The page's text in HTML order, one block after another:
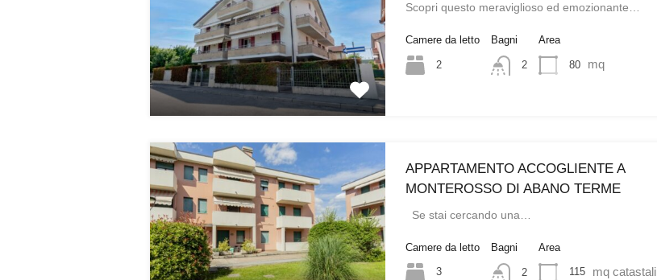
Scopri questo meraviglioso ed emozionante…
Camere da letto
2
Bagni
2
Area
80 mq
APPARTAMENTO ACCOGLIENTE A
MONTEROSSO DI ABANO TERME
Se stai cercando una…
Camere da letto
3
Bagni
2
Area
115 mq catastali